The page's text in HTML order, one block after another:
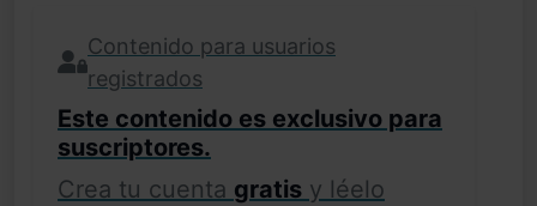
Contenido para usuarios
registrados
Este contenido es exclusivo para
suscriptores.
Crea tu cuenta gratis y léelo